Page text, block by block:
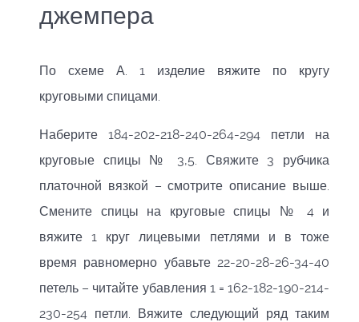
джемпера
По схеме А. 1 изделие вяжите по кругу
круговыми спицами.
Наберите 184-202-218-240-264-294 петли на
круговые спицы № 3,5. Свяжите 3 рубчика
платочной вязкой – смотрите описание выше.
Смените спицы на круговые спицы № 4 и
вяжите 1 круг лицевыми петлями и в тоже
время равномерно убавьте 22-20-28-26-34-40
петель – читайте убавления 1 = 162-182-190-214-
230-254 петли. Вяжите следующий ряд таким